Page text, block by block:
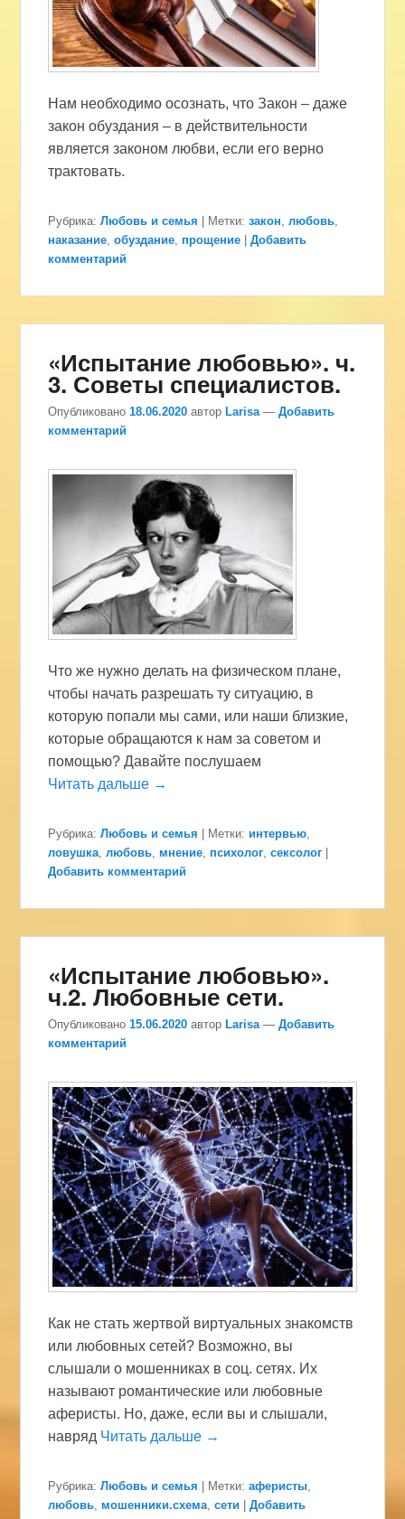
Нам необходимо осознать, что Закон – даже
закон обуздания – в действительности
является законом любви, если его верно
трактовать.
Рубрика: Любовь и семья Метки: закон,любовь,
наказание,обуздание, прощение |Добавить
комментарий
«Испытание любовью». ч.
3. Советы специалистов.
Опубликовано18.06.2020 автор Larisa —Добавить
комментарий
Что же нужно делать на физическом плане,
чтобы начать разрешать ту ситуацию, в
которую попали мы сами, или наши близкие,
которые обращаются к нам за советом и
помощью? Давайте послушаем
Читать дальше →
Рубрика: Любовь и семья Метки: интервью
ловушка ,любовь мнение психолог ,сексолог
Добавить комментарий
«Испытание любовью».
ч.2. Любовные сети.
Опубликовано15.06.2020 автор Larisa —Добавить
комментарий
Как не стать жертвой виртуальных знакомств
или любовных сетей? Возможно, вы
слышали о мошенниках в соц. сетях. Их
называют романтические или любовные
аферисты. Но, даже, если вы и слышали,
навряд Читать дальше →
Рубрика: Любовь и семья Метки: аферисты,
любовь, мошенники.схема,сети |Добавить